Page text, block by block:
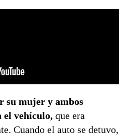
su mujer y ambos
el vehículo, que era
Cuando el auto se detuvo,